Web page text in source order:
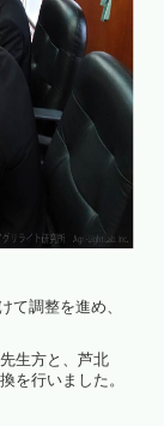
て調整を進め、
生方と、芦北
を行いました。